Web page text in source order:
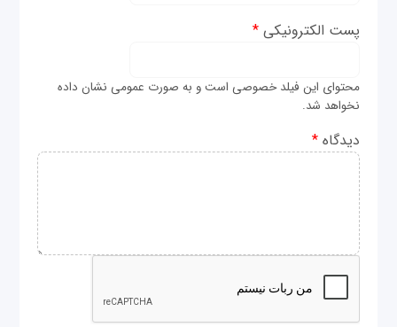
پست الکترونیکی*
محتوای این فیلد خصوصی است و به صورت عمومی نشان داده
نخواهد شد.
دیدگاه*